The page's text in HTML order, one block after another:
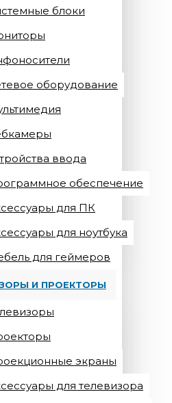
блоки
оборудование
ввода
обеспечение
для ПК
для ноутбука
для геймеров
И ПРОЕКТОРЫ
экраны
для телевизора